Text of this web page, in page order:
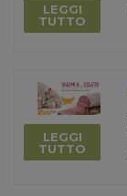
LEGGI
TUTTO
LEGGI
TUTTO